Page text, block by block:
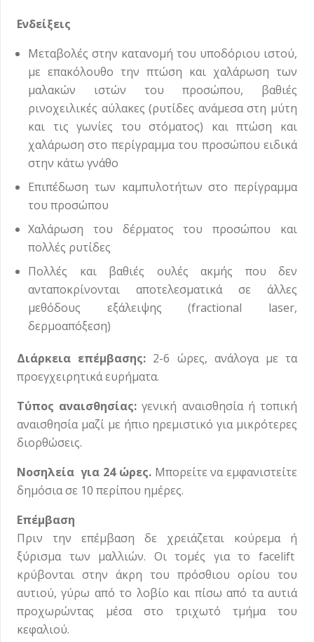
Ενδείξεις
Μεταβολές στην κατανομή του υποδόριου ιστού,
με επακόλουθο την πτώση και χαλάρωση των
μαλακών ιστών του προσώπου, βαθιές
ρινοχειλικές αύλακες (ρυτίδες ανάμεσα στη μύτη
και τις γωνίες του στόματος) και πτώση και
χαλάρωση στο περίγραμμα του προσώπου ειδικά
στην κάτω γνάθο
Επιπέδωση των καμπυλοτήτων στο περίγραμμα
του προσώπου
Χαλάρωση του δέρματος του προσώπου και
πολλές ρυτίδες
Πολλές και βαθιές ουλές ακμής που δεν
ανταποκρίνονται αποτελεσματικά σε άλλες
μεθόδους εξάλειψης (fractional laser,
δερμοαπόξεση)
Διάρκεια επέμβασης: 2-6 ώρες, ανάλογα με τα
προεγχειρητικά ευρήματα.
Τύπος αναισθησίας: γενική αναισθησία ή τοπική
αναισθησία μαζί με ήπιο ηρεμιστικό για μικρότερες
διορθώσεις.
Νοσηλεία για 24 ώρες.Μπορείτε να εμφανιστείτε
δημόσια σε 10 περίπου ημέρες.
Επέμβαση
Πριν την επέμβαση δε χρειάζεται κούρεμα ή
ξύρισμα των μαλλιών. Οι τομές για το facelift
κρύβονται στην άκρη του πρόσθιου ορίου του
αυτιού, γύρω από το λοβίο και πίσω από τα αυτιά
προχωρώντας μέσα στο τριχωτό τμήμα του
κεφαλιού.